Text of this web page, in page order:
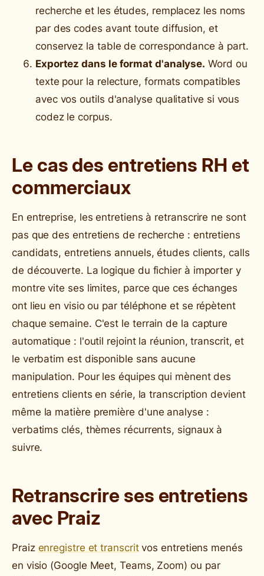
recherche et les études, remplacez les noms
par des codes avant toute diffusion, et
conservez la table de correspondance à part.
Exportez dans le format d'analyse. Word ou
texte pour la relecture, formats compatibles
avec vos outils d'analyse qualitative si vous
codez le corpus.
Le cas des entretiens RH et
commerciaux
En entreprise, les entretiens à retranscrire ne sont
pas que des entretiens de recherche : entretiens
candidats, entretiens annuels, études clients, calls
de découverte. La logique du fichier à importer y
montre vite ses limites, parce que ces échanges
ont lieu en visio ou par téléphone et se répètent
chaque semaine. C'est le terrain de la capture
automatique : l'outil rejoint la réunion, transcrit, et
le verbatim est disponible sans aucune
manipulation. Pour les équipes qui mènent des
entretiens clients en série, la transcription devient
même la matière première d'une analyse :
verbatims clés, thèmes récurrents, signaux à
suivre.
Retranscrire ses entretiens
avec Praiz
Praiz enregistre et transcritvos entretiens menés
en visio (Google Meet, Teams, Zoom) ou par